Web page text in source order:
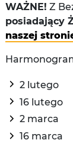
WAŻNE! Z
posiadający
naszej
2 lutego
16 lutego
2 marca
16 marca